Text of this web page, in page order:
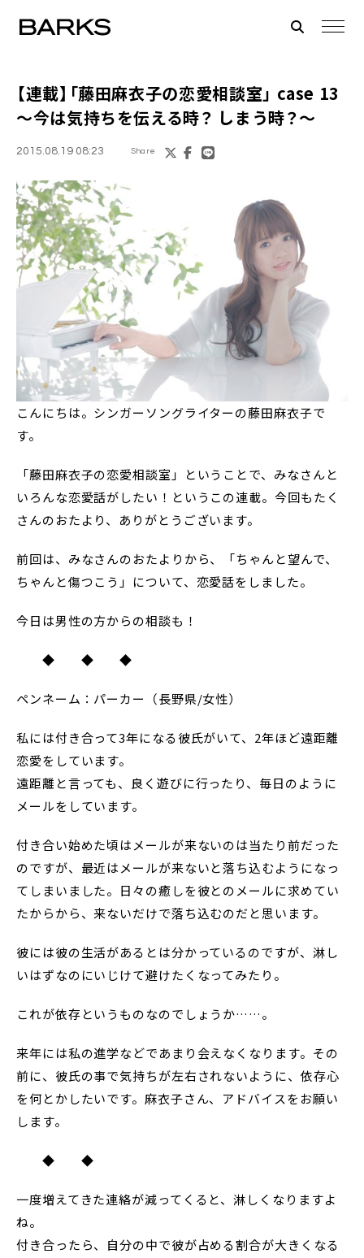
【連載】「藤田麻衣子の恋愛相談室」 case 13
～今は気持ちを伝える時？ しまう時？～
2015.08.19 08:23 Share
こんにちは。シンガーソングライターの藤田麻衣子で
す。
「藤田麻衣子の恋愛相談室」ということで、みなさんと
いろんな恋愛話がしたい！というこの連載。今回もたく
さんのおたより、ありがとうございます。
前回は、みなさんのおたよりから、「ちゃんと望んで、
ちゃんと傷つこう」について、恋愛話をしました。
今日は男性の方からの相談も！
◆ ◆ ◆
ペンネーム：パーカー（長野県/女性）
私には付き合って3年になる彼氏がいて、2年ほど遠距離
恋愛をしています。
遠距離と言っても、良く遊びに行ったり、毎日のように
メールをしています。
付き合い始めた頃はメールが来ないのは当たり前だった
のですが、最近はメールが来ないと落ち込むようになっ
てしまいました。日々の癒しを彼とのメールに求めてい
たからから、来ないだけで落ち込むのだと思います。
彼には彼の生活があるとは分かっているのですが、淋し
いはずなのにいじけて避けたくなってみたり。
これが依存というものなのでしょうか……。
来年には私の進学などであまり会えなくなります。その
前に、彼氏の事で気持ちが左右されないように、依存心
を何とかしたいです。麻衣子さん、アドバイスをお願い
します。
◆ ◆
一度増えてきた連絡が減ってくると、淋しくなりますよ
ね。
付き合ったら、自分の中で彼が占める割合が大きくなる